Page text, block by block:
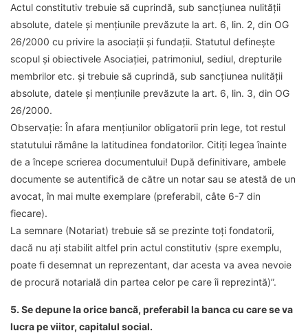
Actul constitutiv trebuie să cuprindă, sub sancțiunea nulității
absolute, datele și mențiunile prevăzute la art. 6, lin. 2, din OG
26/2000 cu privire la asociații și fundații. Statutul definește
scopul și obiectivele Asociației, patrimoniul, sediul, drepturile
membrilor etc. și trebuie să cuprindă, sub sancțiunea nulității
absolute, datele și mențiunile prevăzute la art. 6, lin. 3, din OG
26/2000.
Observație: În afara mențiunilor obligatorii prin lege, tot restul
statutului rămâne la latitudinea fondatorilor. Citiți legea înainte
de a începe scrierea documentului! După definitivare, ambele
documente se autentifică de către un notar sau se atestă de un
avocat, în mai multe exemplare (preferabil, câte 6-7 din
fiecare).
La semnare (Notariat) trebuie să se prezinte toți fondatorii,
dacă nu ați stabilit altfel prin actul constitutiv (spre exemplu,
poate fi desemnat un reprezentant, dar acesta va avea nevoie
de procură notarială din partea celor pe care îi reprezintă)”.
5. Se depune la orice bancă, preferabil la banca cu care se va
lucra pe viitor, capitalul social.